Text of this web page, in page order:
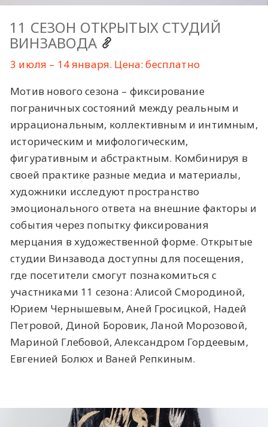
11 СЕЗОН ОТКРЫТЫХ СТУДИЙ
ВИНЗАВОДА
3 июля – 14 января. Цена: бесплатно
Мотив нового сезона – фиксирование
пограничных состояний между реальным и
иррациональным, коллективным и интимным,
историческим и мифологическим,
фигуративным и абстрактным. Комбинируя в
своей практике разные медиа и материалы,
художники исследуют пространство
эмоционального ответа на внешние факторы и
события через попытку фиксирования
мерцания в художественной форме. Открытые
студии Винзавода доступны для посещения,
где посетители смогут познакомиться с
участниками 11 сезона: Алисой Смородиной,
Юрием Чернышевым, Аней Гросицкой, Надей
Петровой, Диной Боровик, Ланой Морозовой,
Мариной Глебовой, Александром Гордеевым,
Евгенией Болюх и Ваней Репкиным.